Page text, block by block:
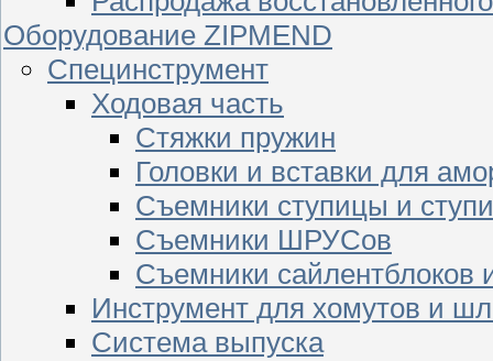
Оборудование ZIPMEND
Специнструмент
Ходовая часть
Стяжки пружин
Головки и вставки для
Съемники ступицы и
Съемники ШРУСов
Съемники сайлентблоков
Инструмент для хомутов и
Система выпуска